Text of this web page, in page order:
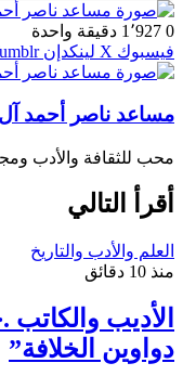
0
دقيقة واحدة
فيسبوك ‫X لينكدإن
مساعد ناصر أحمد آل
محب للثقافة والأدب
أقرأ التالي
العلم والأدب والتاريخ
منذ 10 دقائق
الأديب
دواوين الخلافة”